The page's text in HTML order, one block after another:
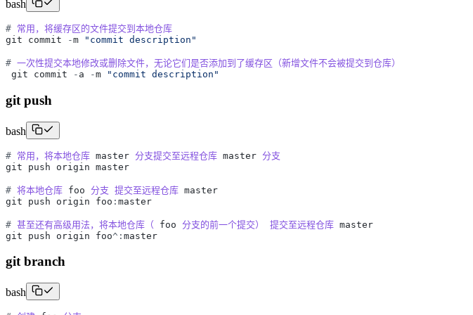
bash
# 常用，将缓存区的文件提交到本地仓库
git
commit -m " commit description "
# 一次性提交本地修改或删除文件，无论它们是否添加到了缓存区（新增文件不会被提交到仓库）
git
commit - a -m " commit description "
git push
bash
# 常用，将本地仓库 master 分支提交至远程仓库 master 分支
git
push origin master
# 将本地仓库 foo 分支 提交至远程仓库 master
git
push origin foo : master
# 甚至还有高级用法，将本地仓库（ foo 分支的前一个提交） 提交至远程仓库 master
git
push origin foo^ : master
git branch
bash